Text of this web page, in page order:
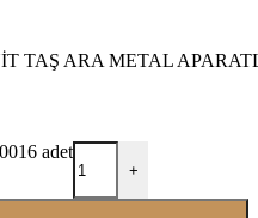
TAŞ ARA METAL
adet
+